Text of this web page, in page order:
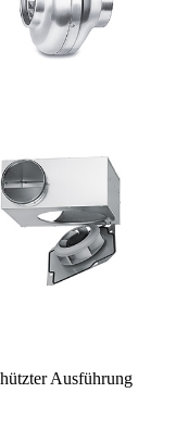
Ausführung